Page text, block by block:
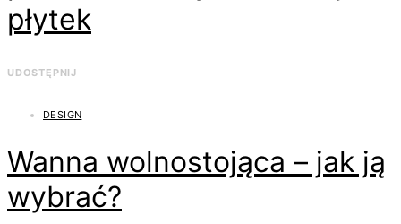
płytek
UDOSTĘPNIJ
DESIGN
Wanna wolnostojąca – jak ją
wybrać?